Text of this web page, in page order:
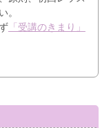
。
「受講のきまり」